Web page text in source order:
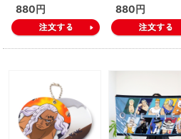
880円
880円